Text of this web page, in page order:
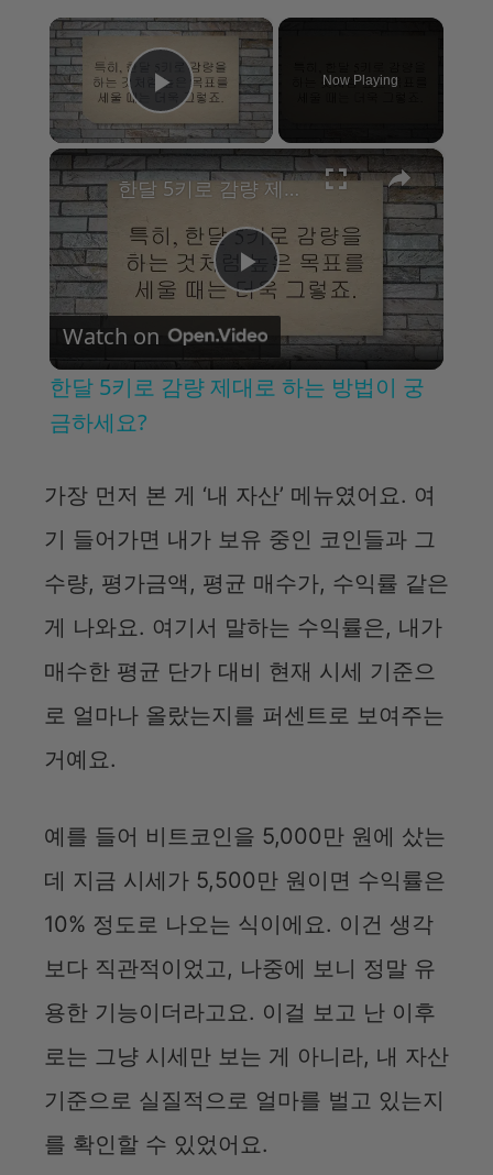
×
Play Video
Now Playing
×
P
l
y
V
i
d
o
한달 5키로 감량 제대로 하는 방법이 궁금하세요?
Watch on
한달 5키로 감량 제대로 하는 방법이 궁
금하세요?
가장 먼저 본 게 ‘내 자산’ 메뉴였어요. 여
기 들어가면 내가 보유 중인 코인들과 그
수량, 평가금액, 평균 매수가, 수익률 같은
게 나와요. 여기서 말하는 수익률은, 내가
매수한 평균 단가 대비 현재 시세 기준으
로 얼마나 올랐는지를 퍼센트로 보여주는
거예요.
예를 들어 비트코인을 5,000만 원에 샀는
데 지금 시세가 5,500만 원이면 수익률은
10% 정도로 나오는 식이에요. 이건 생각
보다 직관적이었고, 나중에 보니 정말 유
용한 기능이더라고요. 이걸 보고 난 이후
로는 그냥 시세만 보는 게 아니라, 내 자산
기준으로 실질적으로 얼마를 벌고 있는지
를 확인할 수 있었어요.